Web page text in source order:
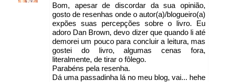
Bom, apesar de discordar da sua opinião,
gosto de resenhas onde o autor(a)/blogueiro(a)
expões suas percepções sobre o livro. Eu
adoro Dan Brown, devo dizer que quando li até
demorei um pouco para concluir a leitura, mas
gostei do livro, algumas cenas fora,
literalmente, de tirar o fôlego.
Parabéns pela resenha.
Dá uma passadinha lá no meu blog, vai... hehe